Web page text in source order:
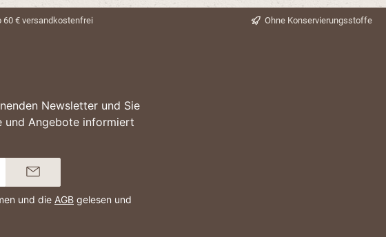
60 € versandkostenfrei Ohne Konservierungsstoffe
Newsletter und Sie
und Angebote informiert
und die AGB gelesen und